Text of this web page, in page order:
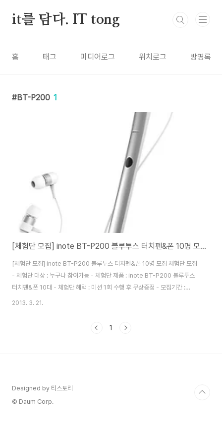
it를 담다. IT tong
홈 태그 미디어로그 위치로그 방명록
BT-P200 1
[체험단 모집] inote BT-P200 블루투스 터치펜&폰 10명 모집
[체험단 모집] inote BT-P200 블루투스 터치펜&폰 10명 모집 체험단 모집
- 체험단 대상 : 누구나 참여가능 - 체험단 제품 : inote BT-P200 블루투스
터치펜&폰 10대 - 체험단 혜택 : 미션 1회 수행 후 무상증정 - 모집기간 :
2013년 3월 21일(목)~3월 31일(일)까지 - 발표일 : 2012년 4월 1일(월) -
블로그나 카페에 스크랩 2) 신청하기 클릭 후 내용입력 [신청하기]
2013. 3. 21.
1
Designed by 티스토리
© Daum Corp.